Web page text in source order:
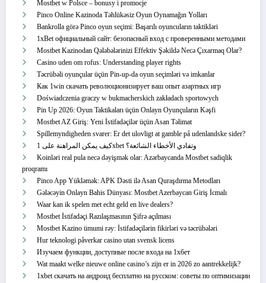
Mostbet w Polsce – bonusy i promocje
Pinco Online Kazinoda Təhlükəsiz Oyun Oynamağın Yolları
Bankrolla görə Pinco oyun seçimi: Başarılı oyuncuların taktikləri
1xBet официальный сайт: безопасный вход с проверенными методами
Mostbet Kazinodan Qələbələrinizi Effektiv Şəkildə Necə Çıxarmaq Olar?
Casino uden om rofus: Understanding player rights
Təcrübəli oyunçular üçün Pin-up-da oyun seçimləri və imkanlar
Как 1win скачать революционизирует ваш опыт азартных игр
Doświadczenia graczy w bukmacherskich zakładach sportowych
Pin Up 2026: Oyun Taktikaları üçün Onlayn Oyunçuların Kəşfi
Mostbet AZ Giriş: Yeni İstifadəçilər üçün Asan Təlimat
Spillemyndigheden svarer: Er det ulovligt at gamble på udenlandske sider?
كيف يمكن المراهنة على 1xbet وتفادي الأخطاء الشائعة؟
Koinləri real pula necə dəyişmək olar: Azərbaycanda Mostbet sadiqlik
proqramı
Pinco App Yükləmək: APK Dəsti ilə Asan Quraşdırma Metodları
Gələcəyin Onlayn Bahis Dünyası: Mostbet Azerbaycan Giriş İcmalı
Waar kan ik spelen met echt geld en live dealers?
Mostbet İstifadəçi Razılaşmasının Şifrə açılması
Mostbet Kazino ümumi rəy: İstifadəçilərin fikirləri və təcrübələri
Hur teknologi påverkar casino utan svensk licens
Изучаем функции, доступные после входа на 1хбет
Wat maakt welke nieuwe online casino’s zijn er in 2026 zo aantrekkelijk?
1xbet скачать на андроид бесплатно на русском: советы по оптимизации